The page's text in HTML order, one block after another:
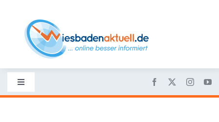
content
Toggle
Navigation